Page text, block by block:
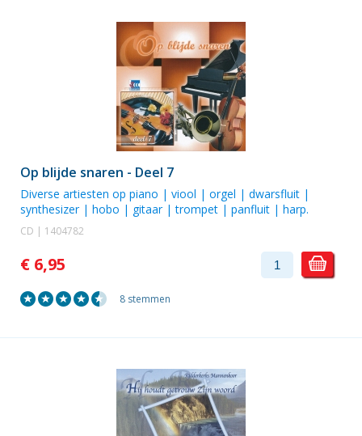
Op blijde snaren - Deel 7
Diverse artiesten op piano | viool | orgel | dwarsfluit |
synthesizer | hobo | gitaar | trompet | panfluit | harp.
CD | 1404782
€ 6,95
8 stemmen